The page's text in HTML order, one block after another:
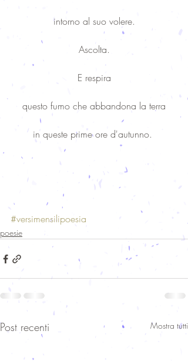
intorno al suo volere.
Ascolta.
E respira
questo fumo che abbandona la terra
in queste prime ore d'autunno.
#versimensilipoesia
poesie
Post recenti Mostra tutti